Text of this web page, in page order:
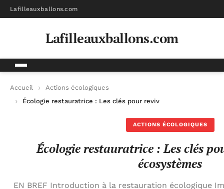
Lafilleauxballons.com
Lafilleauxballons.com
Accueil
Actions écologiques
Écologie restauratrice : Les clés pour revivifier nos
ACTIONS ÉCOLOGIQUES
Écologie restauratrice : Les clés
écosystèmes
EN BREF Introduction à la restauration écologique